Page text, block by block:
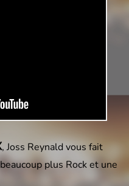
, Joss Reynald vous fait
plus Rock et une